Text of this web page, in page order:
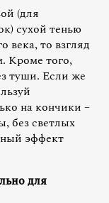
(для
сухой тенью
века, то взгляд
Кроме того,
туши. Если же
на кончики –
без светлых
эффект
для